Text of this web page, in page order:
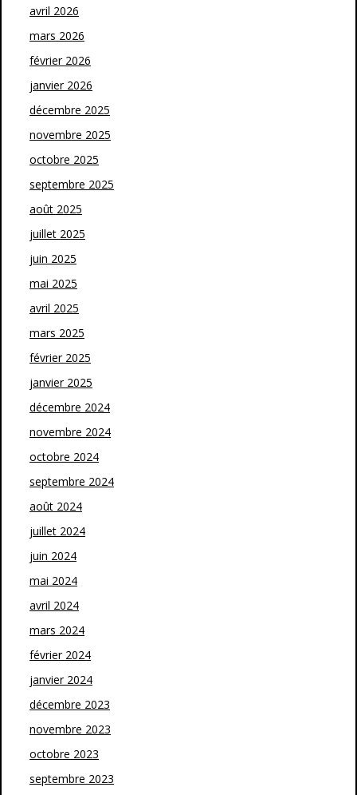
avril 2026
mars 2026
février 2026
janvier 2026
décembre 2025
novembre 2025
octobre 2025
septembre 2025
août 2025
juillet 2025
juin 2025
mai 2025
avril 2025
mars 2025
février 2025
janvier 2025
décembre 2024
novembre 2024
octobre 2024
septembre 2024
août 2024
juillet 2024
juin 2024
mai 2024
avril 2024
mars 2024
février 2024
janvier 2024
décembre 2023
novembre 2023
octobre 2023
septembre 2023